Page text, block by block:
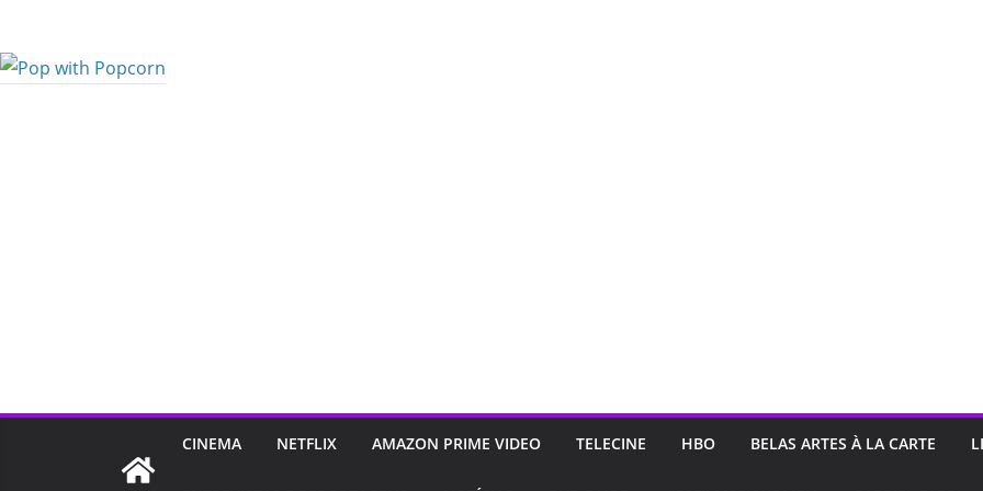
o
CINEMA NETFLIX AMAZON PRIME VIDEO TELECINE HBO BELAS ARTES À LA CARTE